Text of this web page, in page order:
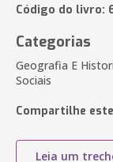
Código do livro:
Categorias
Geografia E
Sociais
Compartilhe
Leia um